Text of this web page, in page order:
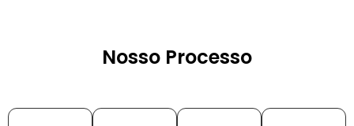
Nosso Processo